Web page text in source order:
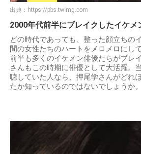
出典： https://pbs.twimg.com
2000年代前半にブレイクしたイケメ
どの時代であっても、整った顔立ちの
間の女性たちのハートをメロメロにし
前半も多くのイケメン俳優たちがブレ
さんもこの時期に俳優として大活躍。
聴していた人なら、押尾学さんがどれ
たか知っているのではないでしょうか。